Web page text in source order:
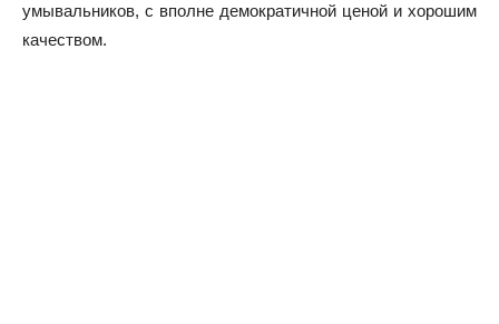
умывальников, с вполне демократичной ценой и хорошим
качеством.